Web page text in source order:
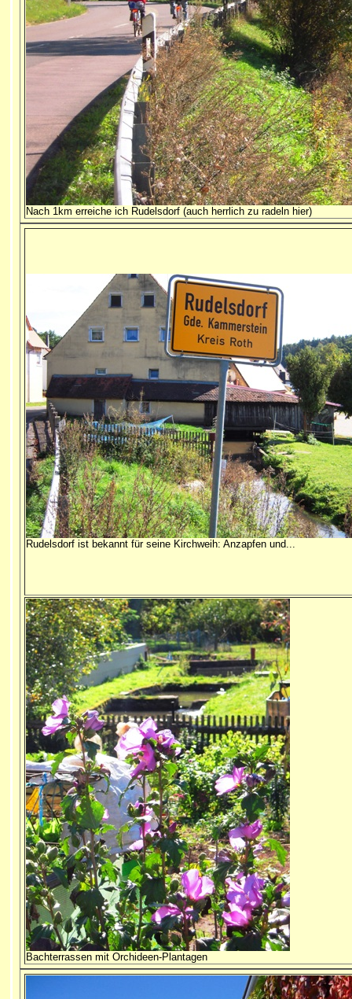
Nach 1km erreiche ich Rudelsdorf (auch herrlich zu radeln hier)
Rudelsdorf ist bekannt für seine Kirchweih: Anzapfen und...
Bachterrassen mit Orchideen-Plantagen